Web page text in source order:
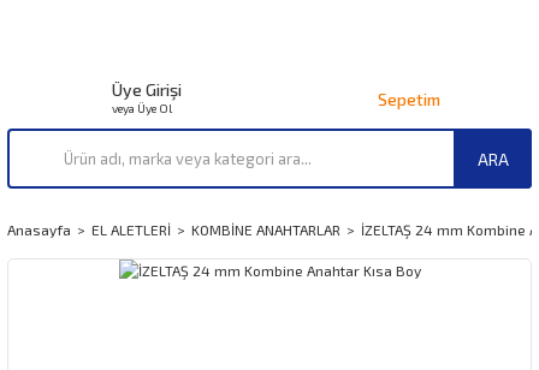
ARA
Üye Girişi
veya Üye Ol Sepetim
Anasayfa EL ALETLERİ KOMBİNE ANAHTARLAR İZELTAŞ 24 mm Kombine